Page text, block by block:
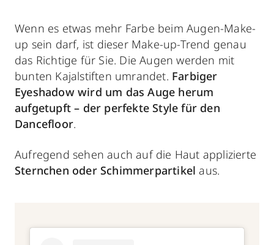
Wenn es etwas mehr Farbe beim Augen-Make-
up sein darf, ist dieser Make-up-Trend genau
das Richtige für Sie. Die Augen werden mit
bunten Kajalstiften umrandet. Farbiger
Eyeshadow wird um das Auge herum
aufgetupft – der perfekte Style für den
Dancefloor.
Aufregend sehen auch auf die Haut applizierte
Sternchen oder Schimmerpartikel aus.